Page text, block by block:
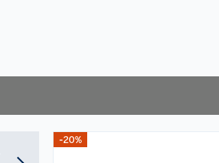
-20%